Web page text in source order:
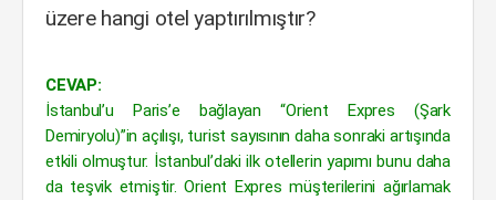
üzere hangi otel yaptırılmıştır?
CEVAP:
İstanbul’u Paris’e bağlayan “Orient Expres (Şark
Demiryolu)”in açılışı, turist sayısının daha sonraki artışında
etkili olmuştur. İstanbul’daki ilk otellerin yapımı bunu daha
da teşvik etmiştir. Orient Expres müşterilerini ağırlamak